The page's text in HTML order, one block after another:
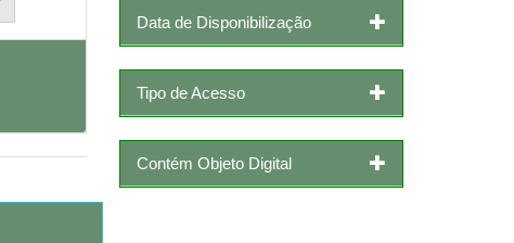
Data de Disponibilização
Tipo de Acesso
Contém Objeto Digital